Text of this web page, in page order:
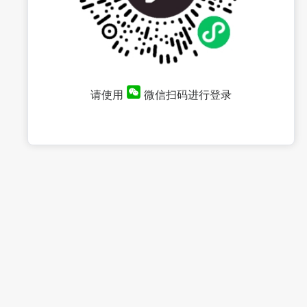
请使用 微信扫码进行登录